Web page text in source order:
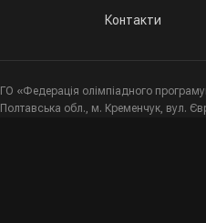
Контакти
ГО «Федерація олімпіадного
Полтавська обл., м. Кременчук, вул.